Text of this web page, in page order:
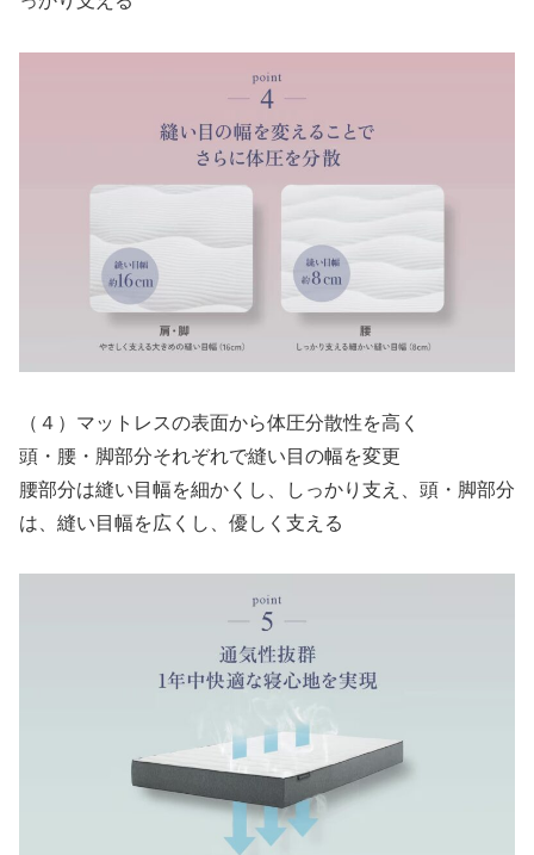
（４）マットレスの表面から体圧分散性を高く
頭・腰・脚部分それぞれで縫い目の幅を変更
腰部分は縫い目幅を細かくし、しっかり支え、頭・脚部分
は、縫い目幅を広くし、優しく支える